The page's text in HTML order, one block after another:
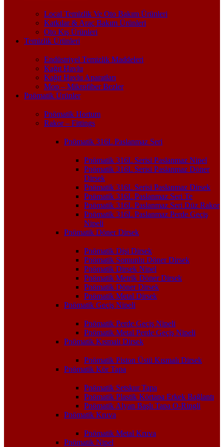
Local Temizlik Ve Oto Bakım Ürünleri
Katkılar & Araç Bakım Ürünleri
Oto Kış Ürünleri
Temizlik Ürünleri
Endüstriyel Temizlik Maddeleri
Kağıt Havlu
Kağıt Havlu Aparatları
Mop – Mikrofiber Bezler
Pnömatik Ürünler
Pnömatik Hortum
Rakor – Fittings
Pnömatik 316L Paslanmaz Seri
Pnömatik 316L Serisi Paslanmaz Nipel
Pnömatik 316L Serisi Paslanmaz Döner
Dirsek
Pnömatik 316L Serisi Paslanmaz Dirsek
Pnömatik 316L Paslanmaz Seri Te
Pnömatik 316L Paslanmaz Seri Düz Rakor
Pnömatik 316L Paslanmaz Perde Geçiş
Nipeli
Pnömatik Döner Dirsek
Pnömatik Dişi Dirsek
Pnömatik Somunlu Döner Dirsek
Pnömatik Dirsek Nipel
Pnömatik Metrik Döner Dirsek
Pnömatik Döner Dirsek
Pnömatik Metal Dirsek
Pnömatik Geçiş Nipeli
Pnömatik Perde Geçiş Nipeli
Pnömatik Metal Perde Geçiş Nipeli
Pnömatik Kısmalı Dirsek
Pnömatik Piston Üstü Kısmalı Dirsek
Pnömatik Kör Tapa
Pnömatik Setskur Tapa
Pnömatik Plastik Körtapa Erkek Bağlantı
Pnömatik Alyan Başlı Tapa O-Ringli
Pnömatik Kruva
Pnömatik Metal Kruva
Pnömatik Nipel